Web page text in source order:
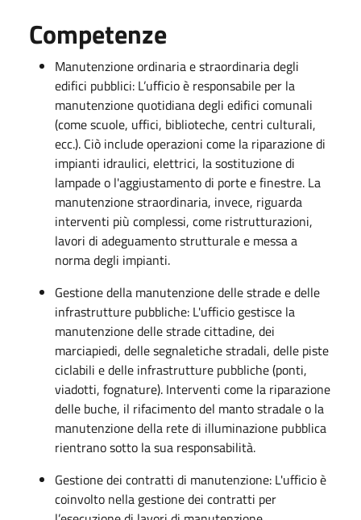
Competenze
Manutenzione ordinaria e straordinaria degli
edifici pubblici: L’ufficio è responsabile per la
manutenzione quotidiana degli edifici comunali
(come scuole, uffici, biblioteche, centri culturali,
ecc.). Ciò include operazioni come la riparazione di
impianti idraulici, elettrici, la sostituzione di
lampade o l'aggiustamento di porte e finestre. La
manutenzione straordinaria, invece, riguarda
interventi più complessi, come ristrutturazioni,
lavori di adeguamento strutturale e messa a
norma degli impianti.
Gestione della manutenzione delle strade e delle
infrastrutture pubbliche: L'ufficio gestisce la
manutenzione delle strade cittadine, dei
marciapiedi, delle segnaletiche stradali, delle piste
ciclabili e delle infrastrutture pubbliche (ponti,
viadotti, fognature). Interventi come la riparazione
delle buche, il rifacimento del manto stradale o la
manutenzione della rete di illuminazione pubblica
rientrano sotto la sua responsabilità.
Gestione dei contratti di manutenzione: L'ufficio è
coinvolto nella gestione dei contratti per